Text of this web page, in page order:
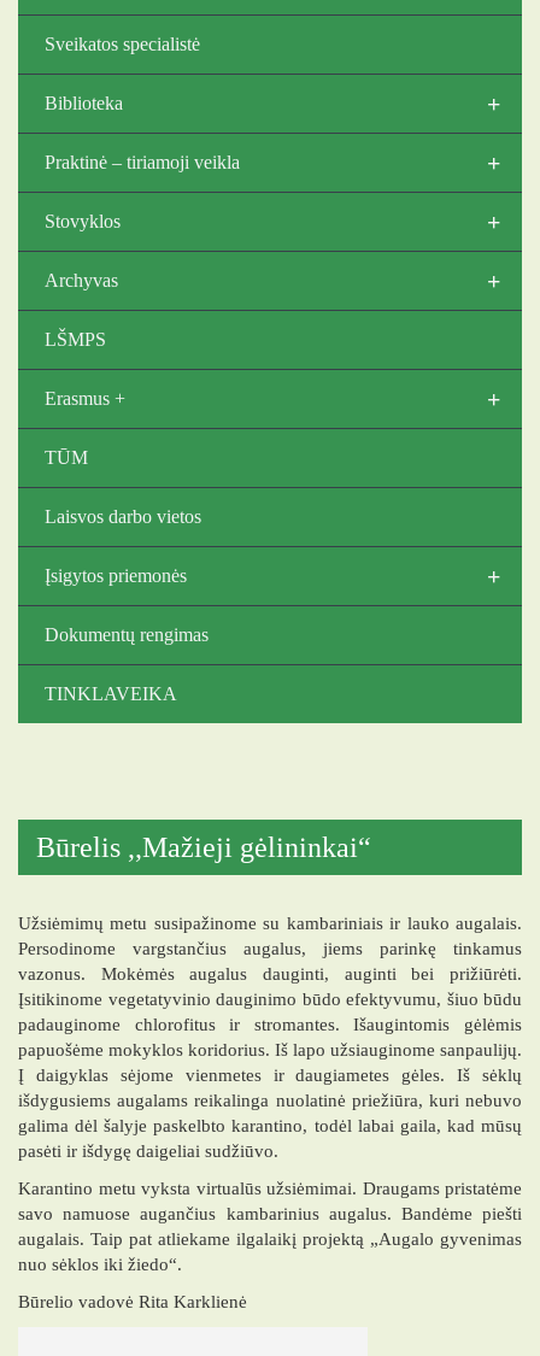
Sveikatos specialistė
+
Biblioteka
+
Praktinė – tiriamoji veikla
+
Stovyklos
+
Archyvas
LŠMPS
+
Erasmus +
TŪM
Laisvos darbo vietos
+
Įsigytos priemonės
Dokumentų rengimas
TINKLAVEIKA
Būrelis ,,Mažieji gėlininkai“
Užsiėmimų metu susipažinome su kambariniais ir lauko augalais.
Persodinome vargstančius augalus, jiems parinkę tinkamus
vazonus. Mokėmės augalus dauginti, auginti bei prižiūrėti.
Įsitikinome vegetatyvinio dauginimo būdo efektyvumu, šiuo būdu
padauginome chlorofitus ir stromantes. Išaugintomis gėlėmis
papuošėme mokyklos koridorius. Iš lapo užsiauginome sanpaulijų.
Į daigyklas sėjome vienmetes ir daugiametes gėles. Iš sėklų
išdygusiems augalams reikalinga nuolatinė priežiūra, kuri nebuvo
galima dėl šalyje paskelbto karantino, todėl labai gaila, kad mūsų
pasėti ir išdygę daigeliai sudžiūvo.
Karantino metu vyksta virtualūs užsiėmimai. Draugams pristatėme
savo namuose augančius kambarinius augalus. Bandėme piešti
augalais. Taip pat atliekame ilgalaikį projektą „Augalo gyvenimas
nuo sėklos iki žiedo“.
Būrelio vadovė Rita Karklienė